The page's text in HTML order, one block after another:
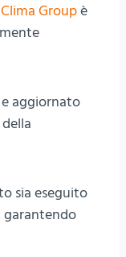
Clima Groupè
aggiornato
sia eseguito
garantendo